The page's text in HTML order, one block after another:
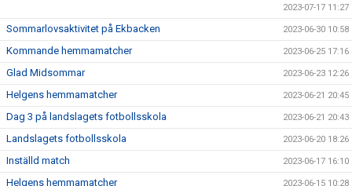
2023-07-17 11:27
Sommarlovsaktivitet på Ekbacken 2023-06-30 10:58
Kommande hemmamatcher 2023-06-25 17:16
Glad Midsommar 2023-06-23 12:26
Helgens hemmamatcher 2023-06-21 20:45
Dag 3 på landslagets fotbollsskola 2023-06-21 20:43
Landslagets fotbollsskola 2023-06-20 18:26
Inställd match 2023-06-17 16:10
Helgens hemmamatcher 2023-06-15 10:28